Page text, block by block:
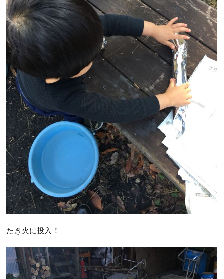
たき火に投入！